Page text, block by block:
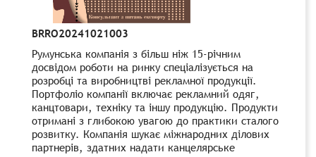
BRRO20241021003
Румунська компанія з більш ніж 15-річним
досвідом роботи на ринку спеціалізується на
розробці та виробництві рекламної продукції.
Портфоліо компанії включає рекламний одяг,
канцтовари, техніку та іншу продукцію. Продукти
отримані з глибокою увагою до практики сталого
розвитку. Компанія шукає міжнародних ділових
партнерів, здатних надати канцелярське